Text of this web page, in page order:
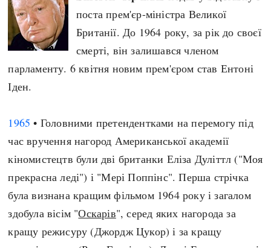
поста прем'єр-міністра Великої
Британії. До 1964 року, за рік до своєї
смерті, він залишався членом
парламенту. 6 квітня новим прем'єром став Ентоні
Іден.
1965 • Головними претендентками на перемогу під
час вручення нагород Американської академії
кіномистецтв були дві британки Еліза Дуліттл ("Моя
прекрасна леді") і "Мері Поппінс". Перша стрічка
була визнана кращим фільмом 1964 року і загалом
здобула вісім "Оскарів", серед яких нагорода за
кращу режисуру (Джордж Цукор) і за кращу